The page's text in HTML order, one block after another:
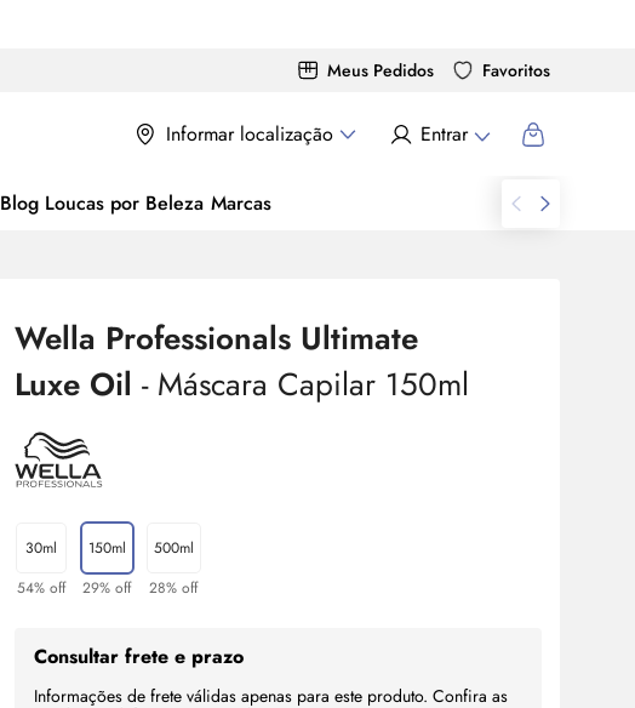
Meus Pedidos Favoritos
Informar localização Entrar
Blog Loucas por Beleza Marcas
Wella Professionals Ultimate
Luxe Oil - Máscara Capilar 150ml
30ml
54% off
150ml
29% off
500ml
28% off
Consultar frete e prazo
Informações de frete válidas apenas para este produto. Confira as